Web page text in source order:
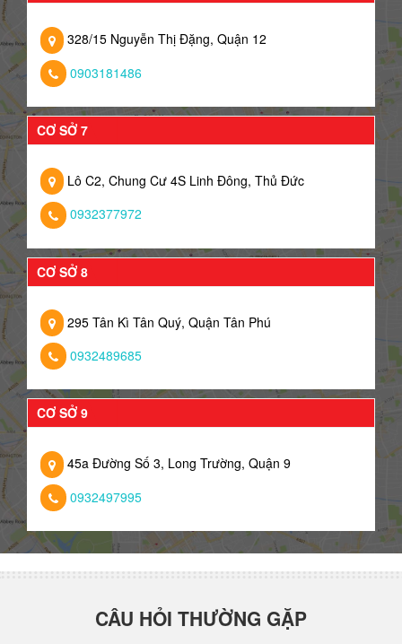
328/15 Nguyễn Thị Đặng, Quận 12
0903181486
CƠ SỞ 7
Lô C2, Chung Cư 4S Linh Đông, Thủ Đức
0932377972
CƠ SỞ 8
295 Tân Kì Tân Quý, Quận Tân Phú
0932489685
CƠ SỞ 9
45a Đường Số 3, Long Trường, Quận 9
0932497995
CÂU HỎI THƯỜNG GẶP